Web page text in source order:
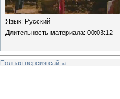
Язык: Русский
Длительность материала: 00:03:12
Полная версия сайта